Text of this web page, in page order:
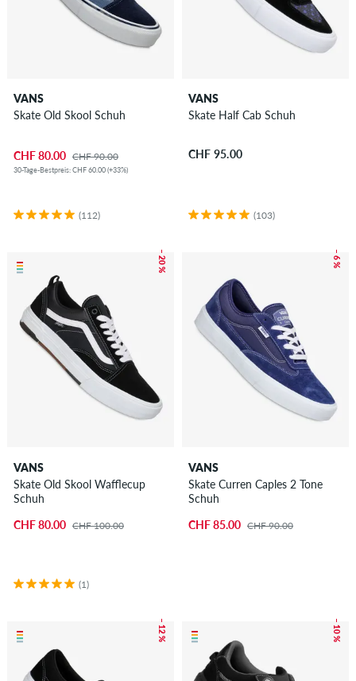
VANS
Skate Old Skool Schuh
CHF 80.00 CHF 90.00
30-Tage-Bestpreis: CHF 60.00 (+33%)
(112)
VANS
Skate Half Cab Schuh
CHF 95.00
(103)
– 20 %
VANS
Skate Old Skool Wafflecup
Schuh
CHF 80.00 CHF 100.00
(1)
– 6 %
VANS
Skate Curren Caples 2 Tone
Schuh
CHF 85.00 CHF 90.00
– 12 % – 10 %